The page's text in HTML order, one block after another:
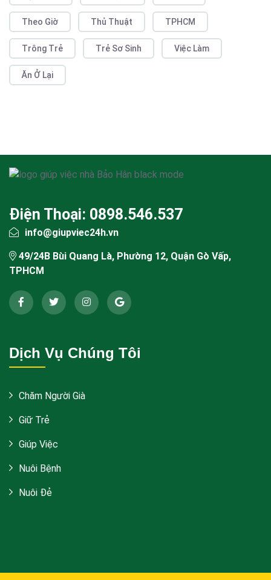
Theo Giờ Thủ Thuật TPHCM
Trông Trẻ Trẻ Sơ Sinh Việc Làm
Ăn Ở Lại
Điện Thoại: 0898.546.537
info@giupviec24h.vn
49/24B Bùi Quang Là, Phường 12, Quận Gò Vấp,
TPHCM
Dịch Vụ Chúng Tôi
Chăm Người Già
Giữ Trẻ
Giúp Việc
Nuôi Bệnh
Nuôi Đẻ